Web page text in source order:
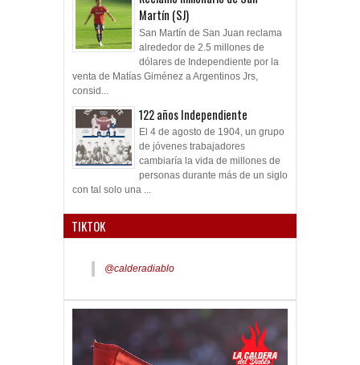
Martín (SJ)
San Martín de San Juan reclama
alrededor de 2.5 millones de
dólares de Independiente por la
venta de Matías Giménez a Argentinos Jrs,
consid...
122 años Independiente
El 4 de agosto de 1904, un grupo
de jóvenes trabajadores
cambiaría la vida de millones de
personas durante más de un siglo
con tal solo una ...
TIKTOK
@calderadiablo